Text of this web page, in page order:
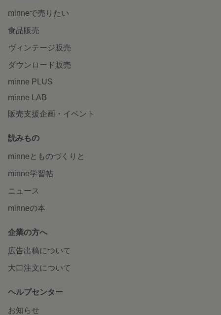
minneで売りたい
食品販売
ヴィンテージ販売
ダウンロード販売
minne PLUS
minne LAB
販売支援企画・イベント
読みもの
minneとものづくりと
minne学習帖
ニュース
minneの本
企業の方へ
広告出稿について
大口注文について
ヘルプセンター
お知らせ